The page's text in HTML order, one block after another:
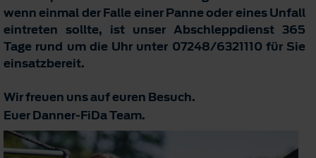
wenn einmal der Falle einer Panne oder eines Unfall
eintreten sollte, ist unser Abschleppdienst 365
Tage rund um die Uhr unter 07248/6321110 für Sie
einsatzbereit.
Wir freuen uns auf euren Besuch.
Euer Danner-FiDa Team.